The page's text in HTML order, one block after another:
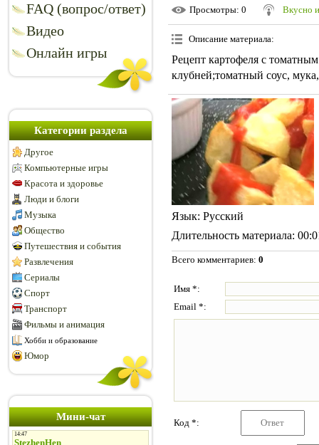
FAQ (вопрос/ответ)
Видео
Онлайн игры
Категории раздела
Другое
Компьютерные игры
Красота и здоровье
Люди и блоги
Музыка
Общество
Путешествия и события
Развлечения
Сериалы
Спорт
Транспорт
Фильмы и анимация
Хобби и образование
Юмор
Мини-чат
Просмотры: 0 Вкусно
Описание материала:
Рецепт картофеля с
клубней;томатный соус,
Язык: Русский
Длительность материала:
Всего комментариев: 0
Имя *:
Email *:
Код *: